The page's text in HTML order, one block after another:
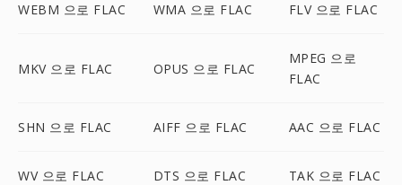
WEBM 으로 FLAC WMA 으로 FLAC FLV 으로 FLAC
MKV 으로 FLAC OPUS 으로 FLAC
MPEG 으로
FLAC
SHN 으로 FLAC AIFF 으로 FLAC AAC 으로 FLAC
WV 으로 FLAC DTS 으로 FLAC TAK 으로 FLAC